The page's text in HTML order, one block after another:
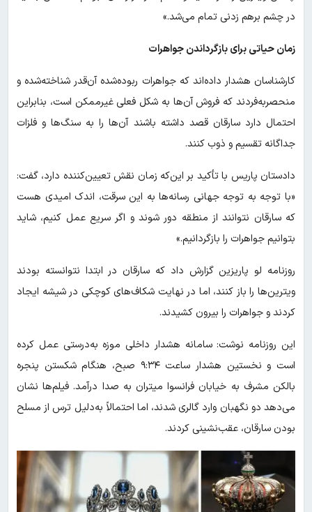
در چشم برهم زدنی تمام می‌شد.»
زمان حیاتی برای بازگرداندن جواهرات
کارشناسان هشدار داده‌اند که جواهرات ربوده‌شده آن‌قدر شناخته‌شده و
منحصربه‌فردند که فروش آن‌ها به شکل فعلی غیرممکن است، بنابراین
احتمال دارد سارقان قصد داشته باشند آن‌ها را به سنگ‌ها و فلزات
جداگانه تقسیم و ذوب کنند.
دادستان پاریس با تأکید بر این‌که زمان نقش تعیین‌کننده دارد، گفت:
«با توجه به توجه جهانی رسانه‌ها به این سرقت، اندک امیدی هست
که سارقان نتوانند از منطقه دور شوند و اگر سریع عمل کنیم، شاید
بتوانیم جواهرات را بازگردانیم.»
روزنامه لو پاریزین گزارش داد که سارقان در ابتدا نتوانسته بودند
ویترین‌ها را باز کنند، اما در نهایت شکاف‌های کوچکی در شیشه ایجاد
کردند و جواهرات را بیرون کشیدند.
این روزنامه نوشت: سامانه هشدار داخلی موزه به‌درستی عمل کرده
است و نخستین هشدار ساعت ۹:۳۴ صبح، هنگام شکستن پنجره
بالکن مشرف به خیابان فرانسوا میتران به صدا درآمد. فیلم‌ها نشان
می‌دهد دو نگهبان وارد گالری شدند، اما احتمالاً به‌دلیل ترس از مسلح
بودن سارقان، عقب‌نشینی کردند.